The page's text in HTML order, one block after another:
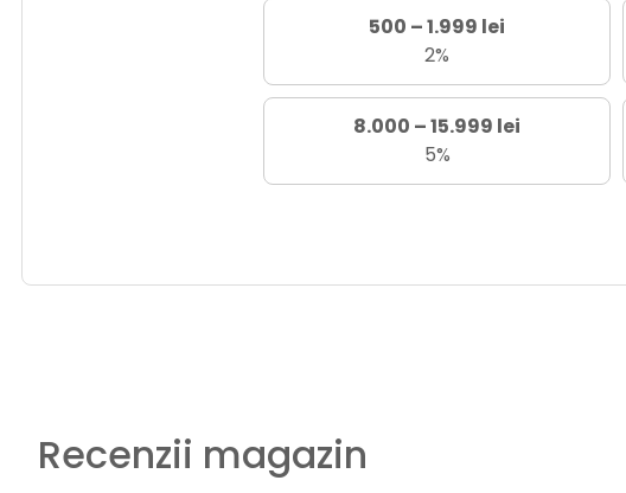
500 – 1.999 lei
2%
8.000 – 15.999 lei
5%
Recenzii magazin